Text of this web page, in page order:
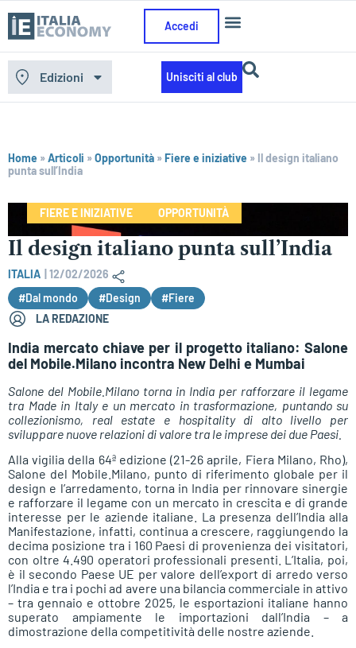
Accedi
Edizioni Unisciti al club
Home »Articoli »Opportunità »Fiere e iniziative » Il design italiano
punta sull’India
FIERE E INIZIATIVE OPPORTUNITÀ
Il design italiano punta sull’India
ITALIA
12/02/2026
#Dal mondo
#Design
#Fiere
LA REDAZIONE
India mercato chiave per il progetto italiano: Salone
del Mobile.Milano incontra New Delhi e Mumbai
Salone del Mobile.Milano torna in India per rafforzare il legame
tra Made in Italy e un mercato in trasformazione, puntando su
collezionismo, real estate e hospitality di alto livello per
sviluppare nuove relazioni di valore tra le imprese dei due Paesi.
Alla vigilia della 64ª edizione (21-26 aprile, Fiera Milano, Rho),
Salone del Mobile.Milano, punto di riferimento globale per il
design e l’arredamento, torna in India per rinnovare sinergie
e rafforzare il legame con un mercato in crescita e di grande
interesse per le aziende italiane. La presenza dell’India alla
Manifestazione, infatti, continua a crescere, raggiungendo la
decima posizione tra i 160 Paesi di provenienza dei visitatori,
con oltre 4.490 operatori professionali presenti. L’Italia, poi,
è il secondo Paese UE per valore dell’export di arredo verso
l’India e tra i pochi ad avere una bilancia commerciale in attivo
– tra gennaio e ottobre 2025, le esportazioni italiane hanno
superato ampiamente le importazioni dall’India – a
dimostrazione della competitività delle nostre aziende.